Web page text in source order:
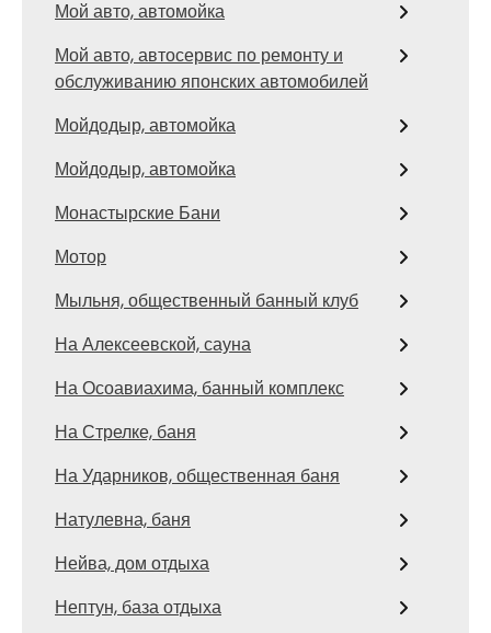
Мой авто, автомойка
Мой авто, автосервис по ремонту и
обслуживанию японских автомобилей
Мойдодыр, автомойка
Мойдодыр, автомойка
Монастырские Бани
Мотор
Мыльня, общественный банный клуб
На Алексеевской, сауна
На Осоавиахима, банный комплекс
На Стрелке, баня
На Ударников, общественная баня
Натулевна, баня
Нейва, дом отдыха
Нептун, база отдыха